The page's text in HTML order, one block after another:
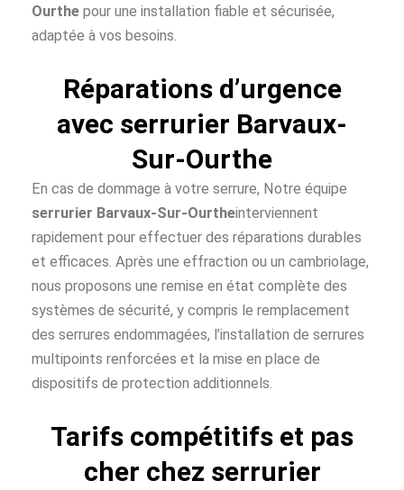
Ourthe pour une installation fiable et sécurisée,
adaptée à vos besoins.
Réparations d’urgence
avec serrurier Barvaux-
Sur-Ourthe
En cas de dommage à votre serrure, Notre équipe
serrurier Barvaux-Sur-Ourtheinterviennent
rapidement pour effectuer des réparations durables
et efficaces. Après une effraction ou un cambriolage,
nous proposons une remise en état complète des
systèmes de sécurité, y compris le remplacement
des serrures endommagées, l’installation de serrures
multipoints renforcées et la mise en place de
dispositifs de protection additionnels.
Tarifs compétitifs et pas
cher chez serrurier